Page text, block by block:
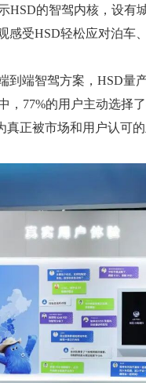
HSD的智驾内核，设有
感受HSD轻松应对泊车
端智驾方案，HSD量
，77%的用户主动选择
正被市场和用户认可的